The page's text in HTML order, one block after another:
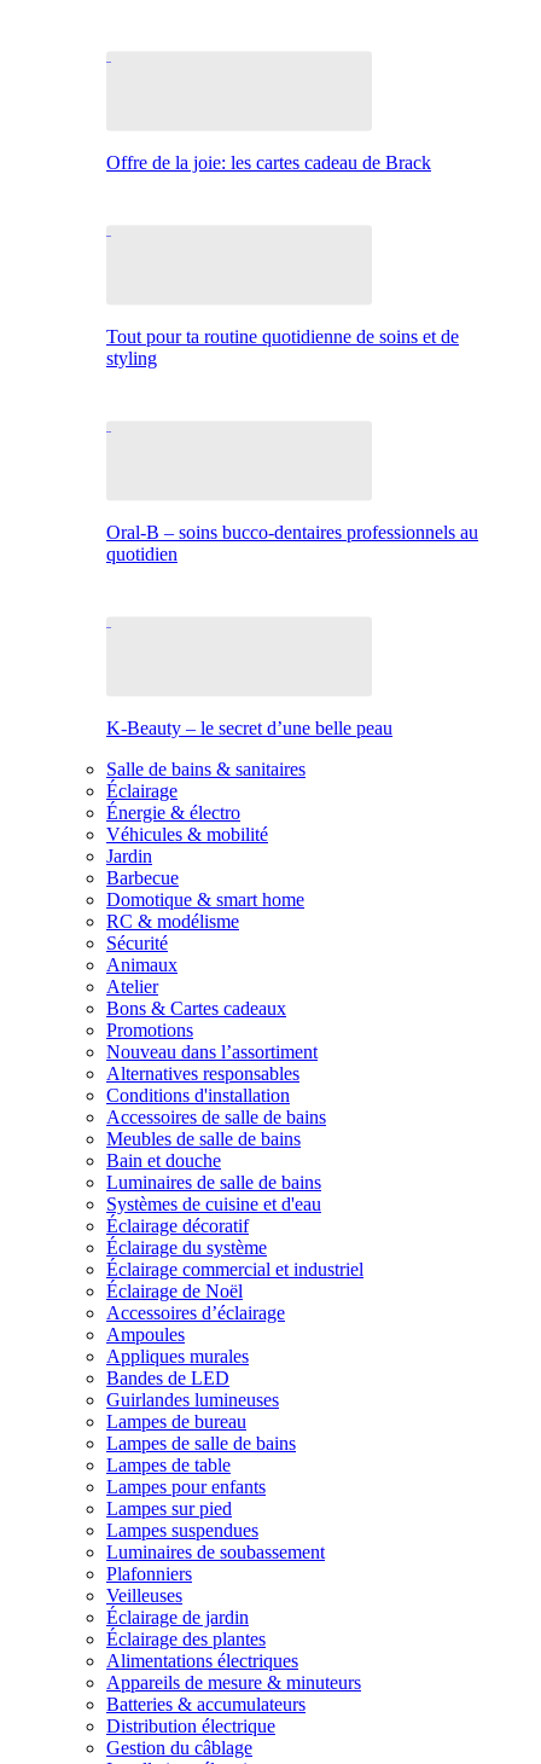
Offre de la joie: les cartes cadeau de Brack
Tout pour ta routine quotidienne de soins et de
styling
Oral-B – soins bucco-dentaires professionnels au
quotidien
K-Beauty – le secret d’une belle peau
Salle de bains & sanitaires
Éclairage
Énergie & électro
Véhicules & mobilité
Jardin
Barbecue
Domotique & smart home
RC & modélisme
Sécurité
Animaux
Atelier
Bons & Cartes cadeaux
Promotions
Nouveau dans l’assortiment
Alternatives responsables
Conditions d'installation
Accessoires de salle de bains
Meubles de salle de bains
Bain et douche
Luminaires de salle de bains
Systèmes de cuisine et d'eau
Éclairage décoratif
Éclairage du système
Éclairage commercial et industriel
Éclairage de Noël
Accessoires d’éclairage
Ampoules
Appliques murales
Bandes de LED
Guirlandes lumineuses
Lampes de bureau
Lampes de salle de bains
Lampes de table
Lampes pour enfants
Lampes sur pied
Lampes suspendues
Luminaires de soubassement
Plafonniers
Veilleuses
Éclairage de jardin
Éclairage des plantes
Alimentations électriques
Appareils de mesure & minuteurs
Batteries & accumulateurs
Distribution électrique
Gestion du câblage